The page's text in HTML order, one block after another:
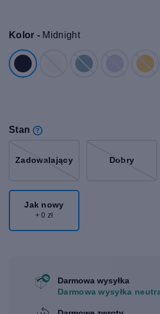
Kolor - Midnight
Stan
Zadowalający Dobry
Jak nowy
+ 0 zł
Darmowa wysyłka
Darmowa wysyłka